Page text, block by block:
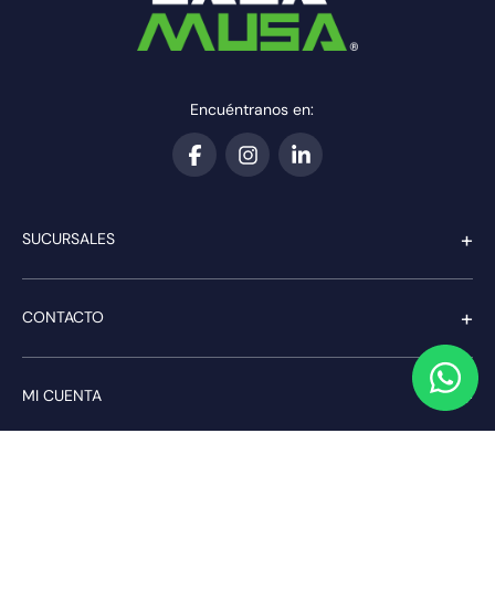
Encuéntranos en:
SUCURSALES +
CONTACTO +
MI CUENTA +